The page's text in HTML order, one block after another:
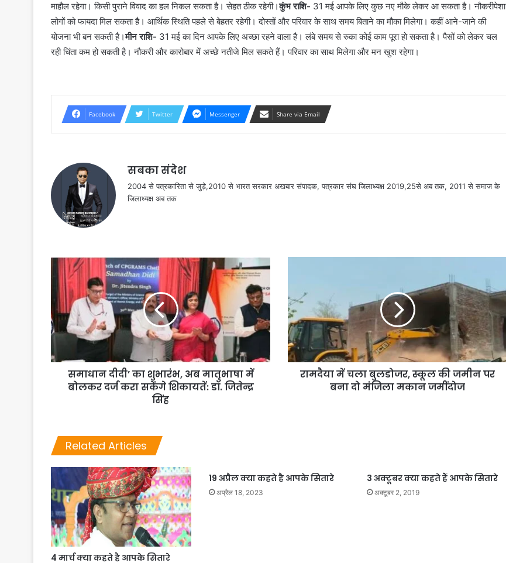
माहौल रहेगा। किसी पुराने विवाद का हल निकल सकता है। सेहत ठीक रहेगी।कुंभ राशि- 31 मई आपके लिए कुछ नए मौके लेकर आ सकता है। नौकरीपेशा
लोगों को फायदा मिल सकता है। आर्थिक स्थिति पहले से बेहतर रहेगी। दोस्तों और परिवार के साथ समय बिताने का मौका मिलेगा। कहीं आने-जाने की
योजना भी बन सकती है।मीन राशि- 31 मई का दिन आपके लिए अच्छा रहने वाला है। लंबे समय से रुका कोई काम पूरा हो सकता है। पैसों को लेकर चल
रही चिंता कम हो सकती है। नौकरी और कारोबार में अच्छे नतीजे मिल सकते हैं। परिवार का साथ मिलेगा और मन खुश रहेगा।
Facebook Twitter Messenger Share via Email
सबका संदेश
2004 से पत्रकारिता से जुड़े,2010 से भारत सरकार अखबार संपादक, पत्रकार संघ जिलाध्यक्ष 2019,25से अब तक, 2011 से समाज के
जिलाध्यक्ष अब तक
समाधान दीदी’ का शुभारंभ, अब मातृभाषा में
बोलकर दर्ज करा सकेंगे शिकायतें: डॉ. जितेन्द्र
सिंह
रामदैया में चला बुलडोजर, स्कूल की जमीन पर
बना दो मंजिला मकान जमींदोज
Related Articles
4 मार्च क्या कहते है आपके सितारे
19 अप्रैल क्या कहते है आपके सितारे
अप्रैल 18, 2023
3 अक्टूबर क्या कहते हैं आपके सितारे
अक्टूबर 2, 2019